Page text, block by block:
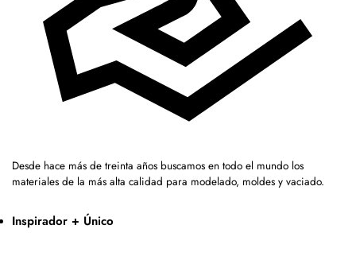
Desde hace más de treinta años buscamos en todo el mundo los
materiales de la más alta calidad para modelado, moldes y vaciado.
Inspirador + Único